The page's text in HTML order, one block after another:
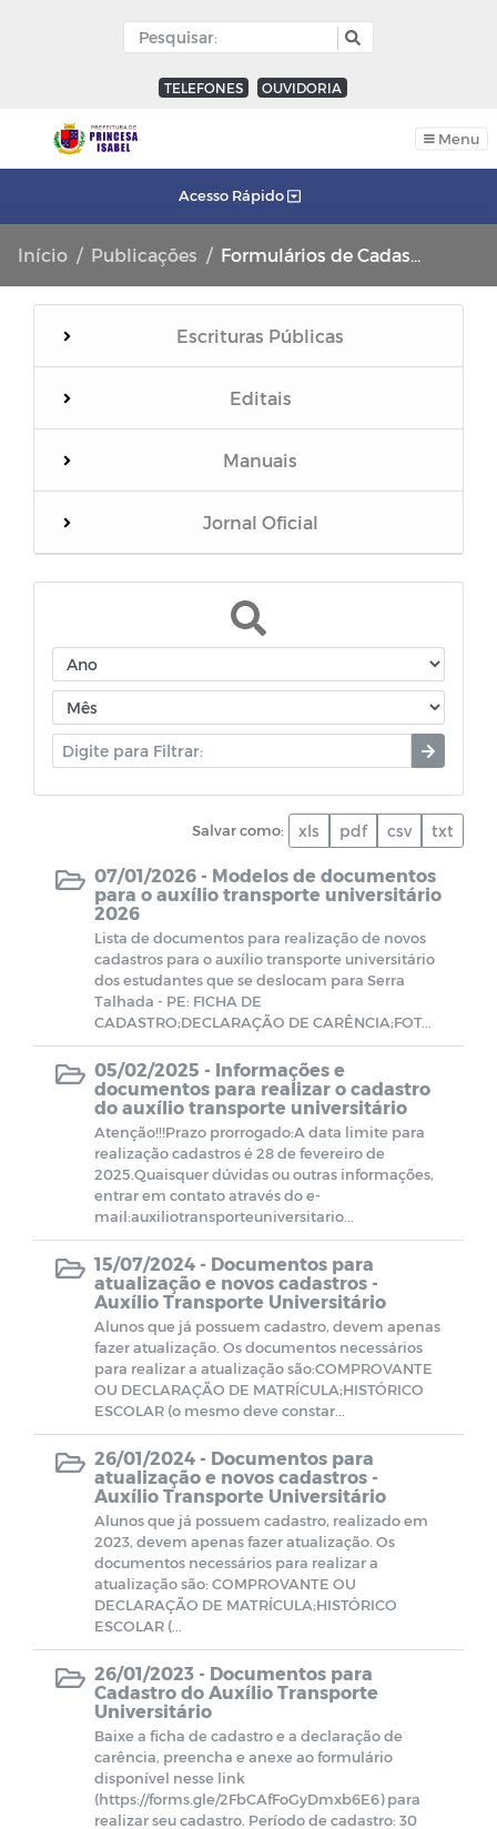
TELEFONES OUVIDORIA
Menu
Acesso Rápido
Início Publicações Formulários de Cadastros
Escrituras Públicas
Editais
Manuais
Jornal Oficial
WebMail
Dívida Ativa do Município
Documentos diversos
Dados da Vacinação contra COVID-19
CPL - Relatórios de visitas
EDITAIS - LEI PAULO GUSTAVO
CMDCA
Resoluções e Atas
EDITAIS - LEI ALDIR BLANC
Despesas (COVID-19)
Receitas (COVID-19)
Termos de Adesão
Termos de permissão de uso
Formulários de Cadastros
Transição de Governo 2024-2025
Salvar como: xls pdf csv txt
07/01/2026 - Modelos de documentos
para o auxílio transporte universitário
2026
Lista de documentos para realização de novos
cadastros para o auxílio transporte universitário
dos estudantes que se deslocam para Serra
Talhada - PE: FICHA DE
CADASTRO;DECLARAÇÃO DE CARÊNCIA;FOT...
05/02/2025 - Informações e
documentos para realizar o cadastro
do auxílio transporte universitário
Atenção!!!Prazo prorrogado:A data limite para
realização cadastros é 28 de fevereiro de
2025.Quaisquer dúvidas ou outras informações,
entrar em contato através do e-
mail:auxiliotransporteuniversitario...
15/07/2024 - Documentos para
atualização e novos cadastros -
Auxílio Transporte Universitário
Alunos que já possuem cadastro, devem apenas
fazer atualização. Os documentos necessários
para realizar a atualização são:COMPROVANTE
OU DECLARAÇÃO DE MATRÍCULA;HISTÓRICO
ESCOLAR (o mesmo deve constar...
26/01/2024 - Documentos para
atualização e novos cadastros -
Auxílio Transporte Universitário
Alunos que já possuem cadastro, realizado em
2023, devem apenas fazer atualização. Os
documentos necessários para realizar a
atualização são: COMPROVANTE OU
DECLARAÇÃO DE MATRÍCULA;HISTÓRICO
ESCOLAR (...
26/01/2023 - Documentos para
Cadastro do Auxílio Transporte
Universitário
Baixe a ficha de cadastro e a declaração de
carência, preencha e anexe ao formulário
disponível nesse link
(https://forms.gle/2FbCAfFoGyDmxb6E6) para
realizar seu cadastro. Período de cadastro: 30